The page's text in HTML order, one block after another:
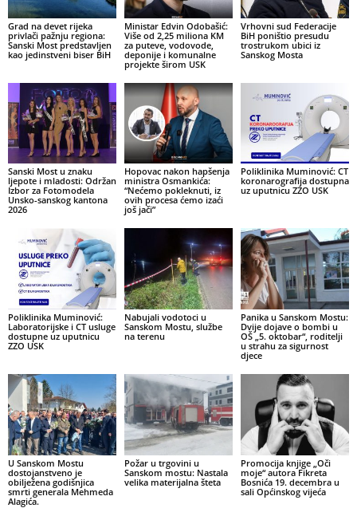
Grad na devet rijeka
privlači pažnju regiona:
Sanski Most predstavljen
kao jedinstveni biser BiH
Ministar Edvin Odobašić:
Više od 2,25 miliona KM
za puteve, vodovode,
deponije i komunalne
projekte širom USK
Vrhovni sud Federacije
BiH poništio presudu
trostrukom ubici iz
Sanskog Mosta
Sanski Most u znaku
ljepote i mladosti: Održan
Izbor za Fotomodela
Unsko-sanskog kantona
2026
Hopovac nakon hapšenja
ministra Osmankića:
“Nećemo pokleknuti, iz
ovih procesa ćemo izaći
još jači”
Poliklinika Muminović: CT
koronarografija dostupna
uz uputnicu ZZO USK
Poliklinika Muminović:
Laboratorijske i CT usluge
dostupne uz uputnicu
ZZO USK
Nabujali vodotoci u
Sanskom Mostu, službe
na terenu
Panika u Sanskom Mostu:
Dvije dojave o bombi u
OŠ „5. oktobar“, roditelji
u strahu za sigurnost
djece
U Sanskom Mostu
dostojanstveno je
obilježena godišnjica
smrti generala Mehmeda
Alagića.
Požar u trgovini u
Sanskom mostu: Nastala
velika materijalna šteta
Promocija knjige „Oči
moje“ autora Fikreta
Bosnića 19. decembra u
sali Općinskog vijeća